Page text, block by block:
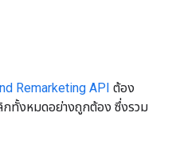
Remarketing API ต้อง
กทั้งหมดอย่างถูกต้อง ซึ่งรวม